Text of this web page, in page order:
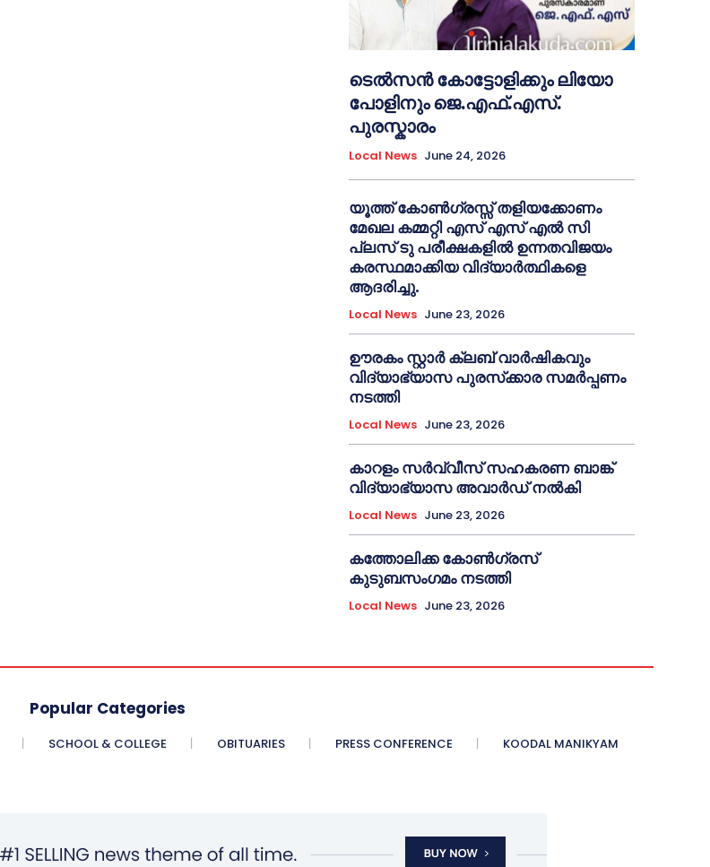
ടെൽസൻ കോട്ടോളിക്കും ലിയോ
പോളിനും ജെ.എഫ്.എസ്.
പുരസ്കാരം
Local News June 24, 2026
യൂത്ത് കോൺഗ്രസ്സ് തളിയക്കോണം
മേഖല കമ്മറ്റി എസ് എസ് എൽ സി
പ്ലസ് ടു പരീക്ഷകളിൽ ഉന്നതവിജയം
കരസ്ഥമാക്കിയ വിദ്യാർത്ഥികളെ
ആദരിച്ചു.
Local News June 23, 2026
ഊരകം സ്റ്റാർ ക്ലബ് വാർഷികവും
വിദ്യാഭ്യാസ പുരസ്‌ക്കാര സമർപ്പണം
നടത്തി
Local News June 23, 2026
കാറളം സർവ്വീസ് സഹകരണ ബാങ്ക്
വിദ്യാഭ്യാസ അവാർഡ് നൽകി
Local News June 23, 2026
കത്തോലിക്ക കോൺഗ്രസ്
കുടുബസംഗമം നടത്തി
Local News June 23, 2026
Popular Categories
SCHOOL & COLLEGE OBITUARIES PRESS CONFERENCE KOODAL MANIKYAM